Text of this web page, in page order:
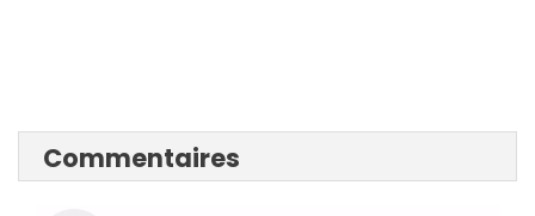
Commentaires